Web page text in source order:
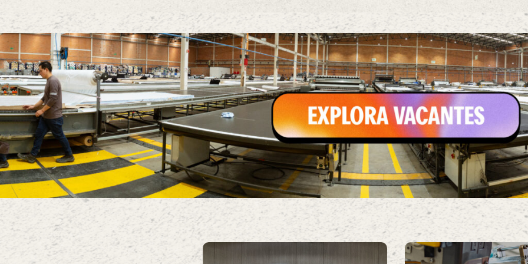
Enlaces
Informe de Sostenibilidad
Para colaboradores
Noticias
Encuéntranos
Ponte en contacto con
nuestra sede administrativa.